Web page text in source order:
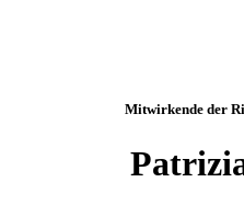
Mitwirkende der